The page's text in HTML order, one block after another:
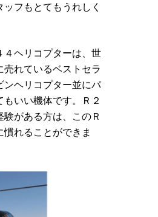
フもとてもうれしく
４ヘリコプターは、世
売れているベストセラ
ンヘリコプター並にパ
もいい機体です。Ｒ２
験がある方は、このＲ
慣れることができま